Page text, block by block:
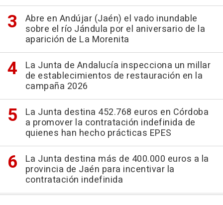
Abre en Andújar (Jaén) el vado inundable
sobre el río Jándula por el aniversario de la
aparición de La Morenita
La Junta de Andalucía inspecciona un millar
de establecimientos de restauración en la
campaña 2026
La Junta destina 452.768 euros en Córdoba
a promover la contratación indefinida de
quienes han hecho prácticas EPES
La Junta destina más de 400.000 euros a la
provincia de Jaén para incentivar la
contratación indefinida